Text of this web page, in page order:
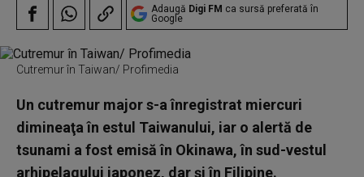
Adaugă Digi FM ca sursă preferată în
Google
Cutremur în Taiwan/ Profimedia
Un cutremur major s-a înregistrat miercuri
dimineaţa în estul Taiwanului, iar o alertă de
tsunami a fost emisă în Okinawa, în sud-vestul
arhipelagului japonez, dar şi în Filipine.